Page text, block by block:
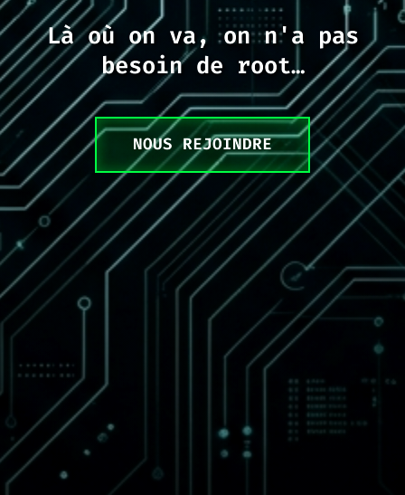
Là où on va, on n'a pas
besoin de root…
NOUS REJOINDRE